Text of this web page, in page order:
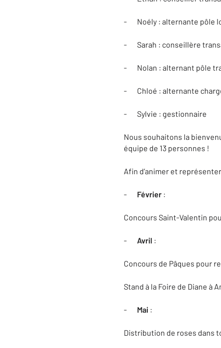
- Noély : alternante pôle
- Sarah : conseillère
- Nolan : alternant pôle
- Chloé : alternante
- Sylvie : gestionnaire
Nous souhaitons la
équipe de 13 personnes !
Afin d’animer et
- Février :
Concours Saint-Valentin
- Avril :
Concours de Pâques pour
Stand à la Foire de Diane à
- Mai :
Distribution de roses dans